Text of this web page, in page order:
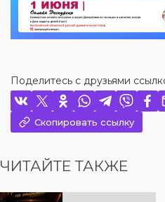
Поделитесь с друзьями
Скопировать ссылку
ЧИТАЙТЕ ТАКЖЕ